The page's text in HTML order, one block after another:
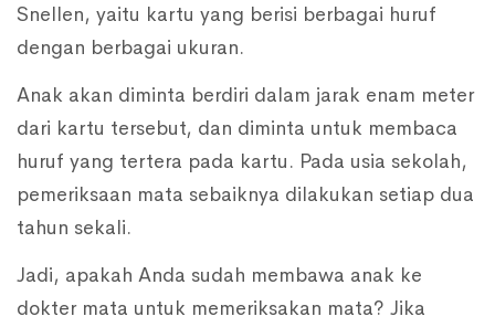
Snellen, yaitu kartu yang berisi berbagai huruf
dengan berbagai ukuran.
Anak akan diminta berdiri dalam jarak enam meter
dari kartu tersebut, dan diminta untuk membaca
huruf yang tertera pada kartu. Pada usia sekolah,
pemeriksaan mata sebaiknya dilakukan setiap dua
tahun sekali.
Jadi, apakah Anda sudah membawa anak ke
dokter mata untuk memeriksakan mata? Jika